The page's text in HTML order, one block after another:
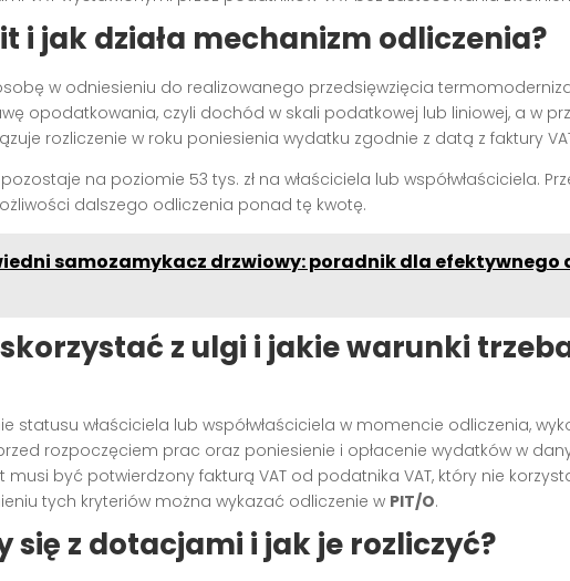
i jak działa mechanizm odliczenia?
w odniesieniu do realizowanego przedsięwzięcia
opodatkowania, czyli dochód w skali podatkowej lub liniowej, a w
rozliczenie w roku poniesienia wydatku zgodnie z datą z faktury
na poziomie 53 tys. zł na właściciela lub współwłaściciela.
dalszego odliczenia ponad tę kwotę.
samozamykacz drzwiowy: poradnik dla efektywnego
z ulgi i jakie warunki
statusu właściciela lub współwłaściciela w momencie odliczenia,
rozpoczęciem prac oraz poniesienie i opłacenie wydatków w
być potwierdzony fakturą VAT od podatnika VAT, który nie
tych kryteriów można wykazać odliczenie w PIT/O.
się z dotacjami i jak je rozliczyć?